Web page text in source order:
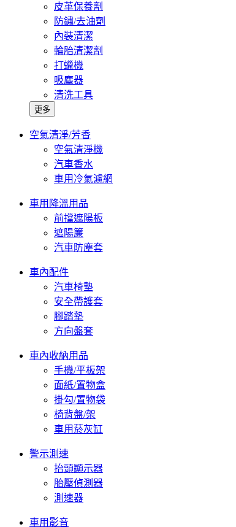
皮革保養劑
防鏽/去油劑
內裝清潔
輪胎清潔劑
打蠟機
吸塵器
清洗工具
更多
空氣清淨/芳香
空氣清淨機
汽車香水
車用冷氣濾網
車用降溫用品
前擋遮陽板
遮陽簾
汽車防塵套
車內配件
汽車椅墊
安全帶護套
腳踏墊
方向盤套
車內收納用品
手機/平板架
面紙/置物盒
掛勾/置物袋
椅背盤/架
車用菸灰缸
警示測速
抬頭顯示器
胎壓偵測器
測速器
車用影音